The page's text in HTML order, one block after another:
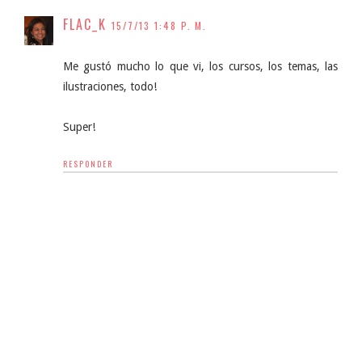
FLAC_K 15/7/13 1:48 P. M.
Me gustó mucho lo que vi, los cursos, los temas, las
ilustraciones, todo!
Super!
RESPONDER